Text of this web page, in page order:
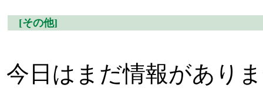
[その他]
今日はまだ情報があり